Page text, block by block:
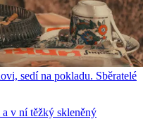
sedí na pokladu. Sběratelé
v ní těžký skleněný